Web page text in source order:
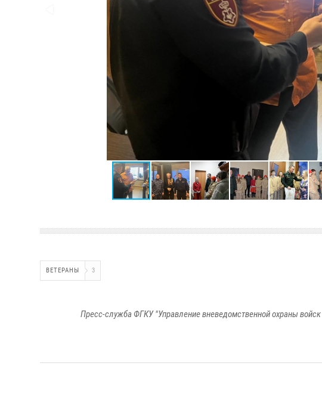
ВЕТЕРАНЫ 3
Пресс-служба ФГКУ "Управление вневедомственной охраны